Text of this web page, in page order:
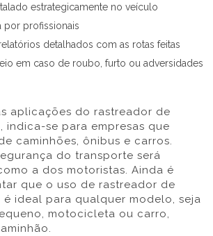
estrategicamente no veículo
por profissionais
detalhados com as rotas feitas
em caso de roubo, furto ou adversidades
aplicações do rastreador de
indica-se para empresas que
caminhões, ônibus e carros.
do transporte será
a dos motoristas. Ainda é
que o uso de rastreador de
é ideal para qualquer modelo, seja
motocicleta ou carro,